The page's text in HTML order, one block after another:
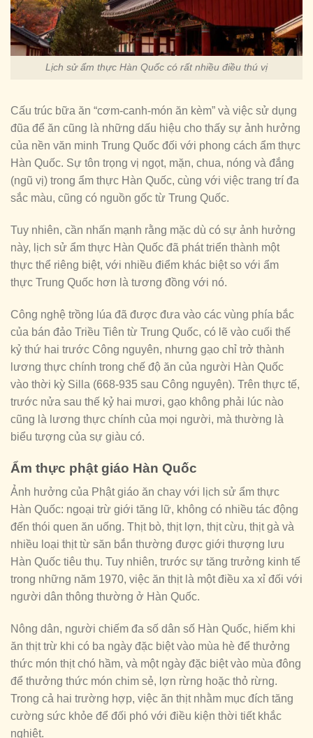
Lịch sử ẩm thực Hàn Quốc có rất nhiều điều thú vị
Cấu trúc bữa ăn “cơm-canh-món ăn kèm” và việc sử dụng
đũa để ăn cũng là những dấu hiệu cho thấy sự ảnh hưởng
của nền văn minh Trung Quốc đối với phong cách ẩm thực
Hàn Quốc. Sự tôn trọng vị ngọt, mặn, chua, nóng và đắng
(ngũ vị) trong ẩm thực Hàn Quốc, cùng với việc trang trí đa
sắc màu, cũng có nguồn gốc từ Trung Quốc.
Tuy nhiên, cần nhấn mạnh rằng mặc dù có sự ảnh hưởng
này, lịch sử ẩm thực Hàn Quốc đã phát triển thành một
thực thể riêng biệt, với nhiều điểm khác biệt so với ẩm
thực Trung Quốc hơn là tương đồng với nó.
Công nghệ trồng lúa đã được đưa vào các vùng phía bắc
của bán đảo Triều Tiên từ Trung Quốc, có lẽ vào cuối thế
kỷ thứ hai trước Công nguyên, nhưng gạo chỉ trở thành
lương thực chính trong chế độ ăn của người Hàn Quốc
vào thời kỳ Silla (668-935 sau Công nguyên). Trên thực tế,
trước nửa sau thế kỷ hai mươi, gạo không phải lúc nào
cũng là lương thực chính của mọi người, mà thường là
biểu tượng của sự giàu có.
Ẩm thực phật giáo Hàn Quốc
Ảnh hưởng của Phật giáo ăn chay với lịch sử ẩm thực
Hàn Quốc: ngoại trừ giới tăng lữ, không có nhiều tác động
đến thói quen ăn uống. Thịt bò, thịt lợn, thịt cừu, thịt gà và
nhiều loại thịt từ săn bắn thường được giới thượng lưu
Hàn Quốc tiêu thụ. Tuy nhiên, trước sự tăng trưởng kinh tế
trong những năm 1970, việc ăn thịt là một điều xa xỉ đối với
người dân thông thường ở Hàn Quốc.
Nông dân, người chiếm đa số dân số Hàn Quốc, hiếm khi
ăn thịt trừ khi có ba ngày đặc biệt vào mùa hè để thưởng
thức món thịt chó hầm, và một ngày đặc biệt vào mùa đông
để thưởng thức món chim sẻ, lợn rừng hoặc thỏ rừng.
Trong cả hai trường hợp, việc ăn thịt nhằm mục đích tăng
cường sức khỏe để đối phó với điều kiện thời tiết khắc
nghiệt.